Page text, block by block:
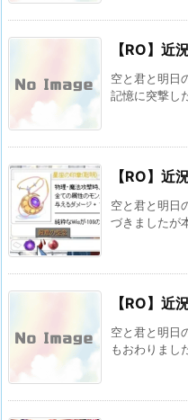
【RO】近
空と君と明日
記憶に突撃し
【RO】近
空と君と明日
づきましたが
【RO】近
空と君と明日
もおわりまし